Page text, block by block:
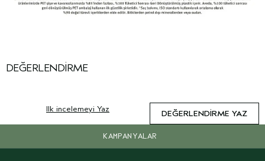
DEĞERLENDIRME
DEĞERLENDIRME YAZ
Ilk incelemeyi Yaz
KAMPANYALAR